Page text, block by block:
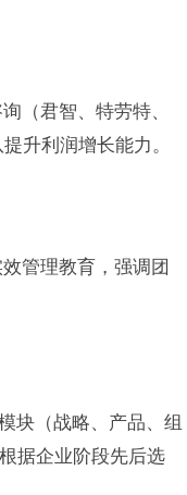
（君智、特劳特、
升利润增长能力。
管理教育，强调团
块（战略、产品、组
据企业阶段先后选